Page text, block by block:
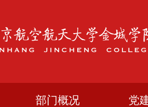
部门概况 党